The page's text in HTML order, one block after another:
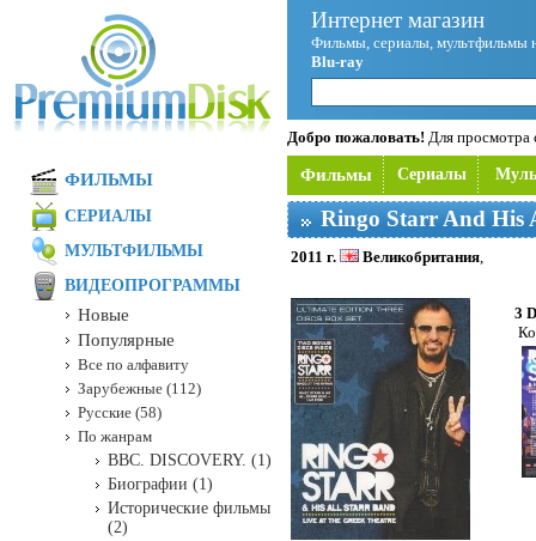
Интернет магазин
Фильмы, сериалы, мультфильмы
Blu-ray
Добро пожаловать! Для просмотра
Фильмы Сериалы
Ringo Starr And His
2011 г. Великобритания,
3
ФИЛЬМЫ
СЕРИАЛЫ
МУЛЬТФИЛЬМЫ
ВИДЕОПРОГРАММЫ
Новые
Популярные
Все по алфавиту
Зарубежные (112)
Русские (58)
По жанрам
BBC. DISCOVERY. (1)
Биографии (1)
Исторические фильмы
(2)